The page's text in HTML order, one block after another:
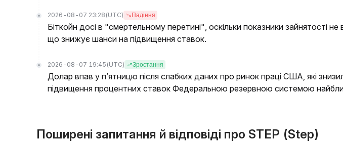
2026-08-07 23:28 (UTC) Падіння
Біткойн досі в "смертельному перетині", оскільки показники зайнятості не
що знижує шанси на підвищення ставок.
2026-08-07 19:45 (UTC) Зростання
Долар впав у п’ятницю після слабких даних про ринок праці США, які
підвищення процентних ставок Федеральною резервною системою
Поширені запитання й відповіді про STEP (Step)